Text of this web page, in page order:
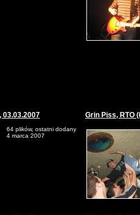
03.03.2007
64 plików, ostatni dodany
4 marca 2007
Grin Piss, RTO